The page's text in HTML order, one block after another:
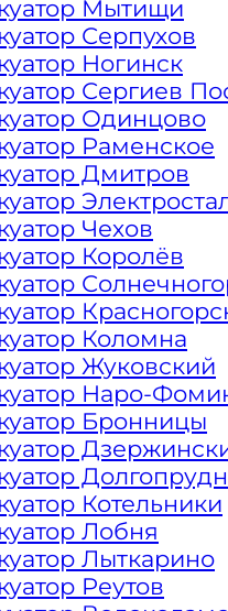
рублей
Мытищи
Серпухов
Ногинск
Сергиев
Одинцово
Раменское
Дмитров
Чехов
Королёв
Коломна
Жуковский
Наро-
Бронницы
Котельники
Лобня
Лыткарино
Реутов